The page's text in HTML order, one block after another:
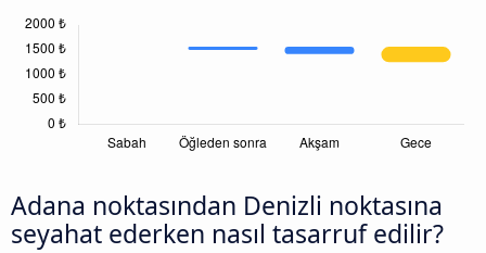
Adana noktasından Denizli noktasına
seyahat ederken nasıl tasarruf edilir?